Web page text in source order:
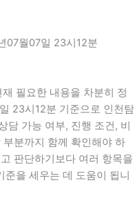
07월07일 23시12분
필요한 내용을 차분히 정
23시12분 기준으로 인천탐
담 가능 여부, 진행 조건, 비
분까지 함께 확인해야 하
판단하기보다 여러 항목을
준을 세우는 데 도움이 됩니